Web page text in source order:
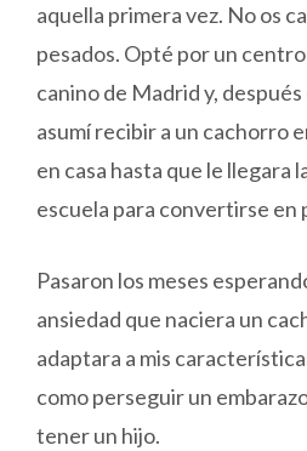
aquella primera vez. No os
pesados. Opté por un
canino de Madrid y,
asumí recibir a un cachorro
en casa hasta que le llegara
escuela para convertirse en
Pasaron los meses
ansiedad que naciera un
adaptara a mis
como perseguir un
tener un hijo.